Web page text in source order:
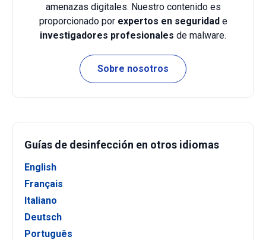
amenazas digitales. Nuestro contenido es
proporcionado por expertos en seguridade
investigadores profesionales de malware.
Sobre nosotros
Guías de desinfección en otros idiomas
English
Français
Italiano
Deutsch
Português